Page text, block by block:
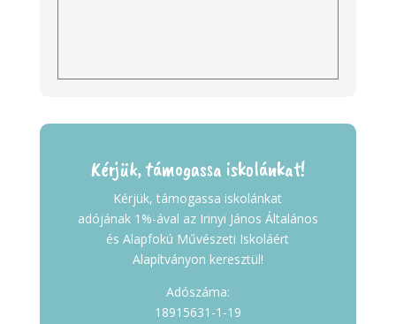
Kérjük, támogassa iskolánkat!
Kérjük, támogassa iskolánkat
adójának 1%-ával az Irinyi János Általános
és Alapfokú Művészeti Iskoláért
Alapítványon keresztül!
Adószáma:
18915631-1-19